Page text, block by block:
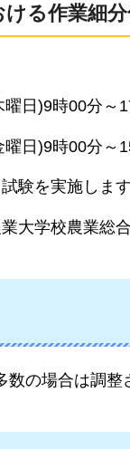
る作業細
日)9時00分～
日)9時00分～
験を実施します
大学校農業総
数の場合は調整